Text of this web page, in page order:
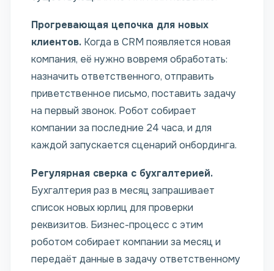
Прогревающая цепочка для новых
клиентов. Когда в CRM появляется новая
компания, её нужно вовремя обработать:
назначить ответственного, отправить
приветственное письмо, поставить задачу
на первый звонок. Робот собирает
компании за последние 24 часа, и для
каждой запускается сценарий онбординга.
Регулярная сверка с бухгалтерией.
Бухгалтерия раз в месяц запрашивает
список новых юрлиц для проверки
реквизитов. Бизнес-процесс с этим
роботом собирает компании за месяц и
передаёт данные в задачу ответственному